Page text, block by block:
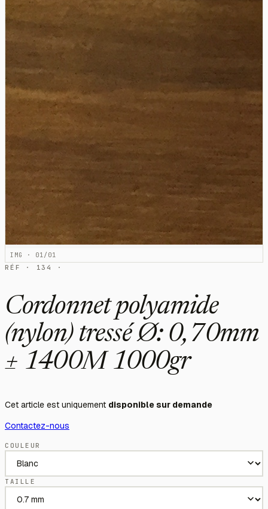
IMG · 01/01
RÉF · 134 ·
Cordonnet polyamide
(nylon) tressé Ø: 0,70mm
± 1400M 1000gr
Cet article est uniquement disponible sur demande
Contactez-nous
COULEUR
TAILLE